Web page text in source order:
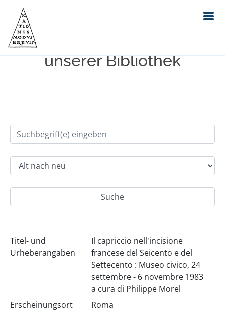
Einfache Suche im Bestand
unserer Bibliothek
Titel- und
Urheberangaben
Il capriccio nell'incisione
francese del Seicento e del
Settecento : Museo civico, 24
settembre - 6 novembre 1983
a cura di Philippe Morel
Erscheinungsort
Roma